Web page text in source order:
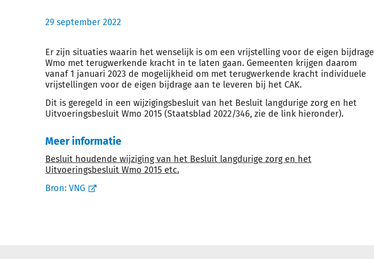
29 september 2022
Er zijn situaties waarin het wenselijk is om een vrijstelling voor de eigen bijdrage
Wmo met terugwerkende kracht in te laten gaan. Gemeenten krijgen daarom
vanaf 1 januari 2023 de mogelijkheid om met terugwerkende kracht individuele
vrijstellingen voor de eigen bijdrage aan te leveren bij het CAK.
Dit is geregeld in een wijzigingsbesluit van het Besluit langdurige zorg en het
Uitvoeringsbesluit Wmo 2015 (Staatsblad 2022/346, zie de link hieronder).
Meer informatie
Besluit houdende wijziging van het Besluit langdurige zorg en het
Uitvoeringsbesluit Wmo 2015 etc.
Bron: VNG